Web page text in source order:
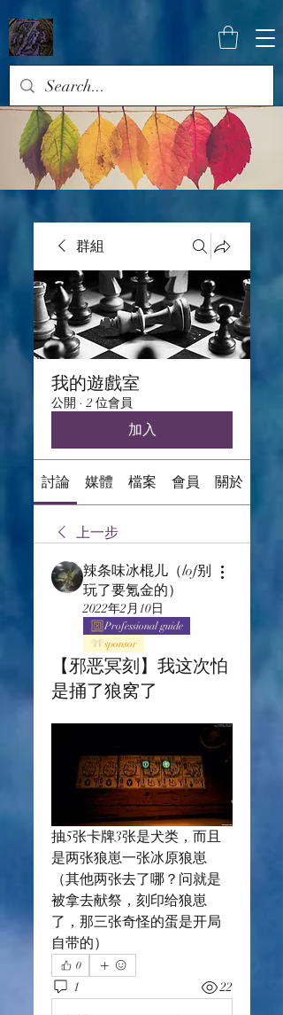
群組
我的遊戲室
公開 · 2 位會員
加入
討論 媒體 檔案 會員 關於
上一步
辣条味冰棍儿（lof别
玩了要氪金的）
2022年2月10日
Professional guide
sponsor
【邪恶冥刻】我这次怕
是捅了狼窝了
抽5张卡牌3张是犬类，而且
是两张狼崽一张冰原狼崽
（其他两张去了哪？问就是
被拿去献祭，刻印给狼崽
了，那三张奇怪的蛋是开局
自带的）
0
1 22